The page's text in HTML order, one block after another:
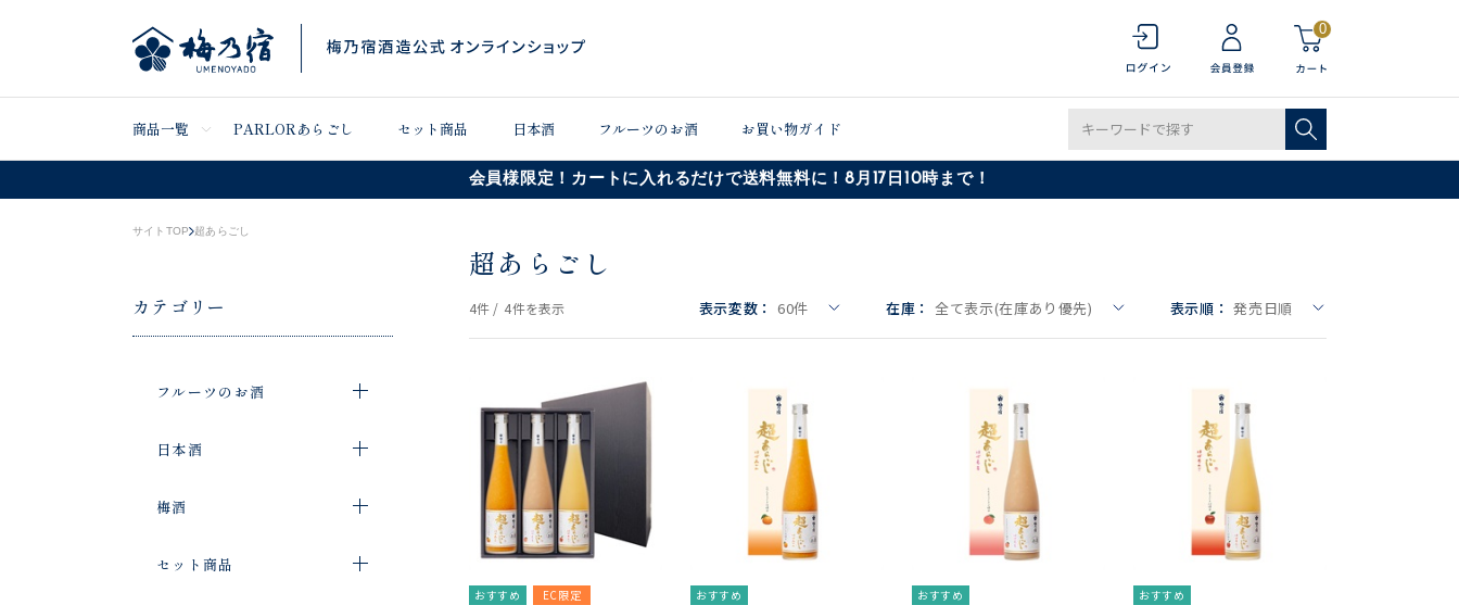
0
商品一覧 PARLORあらごし セット商品 日本酒 フルーツのお酒 お買い物ガイド
会員様限定！カートに入れるだけで送料無料に！8月17日10時まで！
サイトTOP 超あらごし
カテゴリー
フルーツのお酒
日本酒
梅酒
セット商品
超あらごし
4件 / 4件を表示 表示変数： 60件 在庫： 全て表示(在庫あり優先) 表示順： 発売日順
おすすめ EC限定 おすすめ おすすめ おすすめ